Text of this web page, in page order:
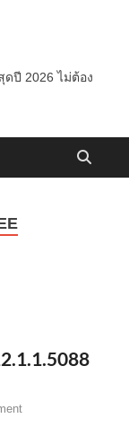
ปี 2026 ไม่ต้อง